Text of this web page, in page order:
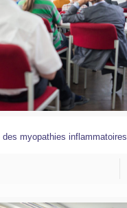
des myopathies inflammatoires